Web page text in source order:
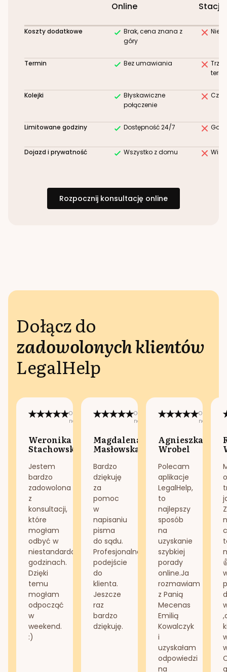
Online
Koszty dodatkowe
Brak, cena znana z
góry
Termin Bez umawiania
Kolejki
Błyskawiczne
połączenie
Limitowane godziny Dostępność 24/7
Dojazd i prywatność Wszystko z domu
Rozpocznij konsultację online
Dołącz do
zadowolonych klientów
LegalHelp
Opublikowano
na:
Weronika
Stachowska
Jestem
bardzo
zadowolona
z
konsultacji,
które
mogłam
odbyć w
niestandardowych
godzinach.
Dzięki
temu
mogłam
odpocząć
w
weekend.
:)
Opublikowano
na:
Magdalena
Masłowska
Bardzo
dziękuję
za
pomoc
w
napisaniu
pisma
do sądu.
Profesjonalne
podejście
do
klienta.
Jeszcze
raz
bardzo
dziękuję.
na:
Agnieszka
Wrobel
Polecam
aplikacje
LegalHelp,
to
najlepszy
sposób
na
uzyskanie
szybkiej
porady
online.Ja
rozmawiam
z Panią
Mecenas
Emilią
Kowalczyk
i
uzyskałam
odpowiedzi
na